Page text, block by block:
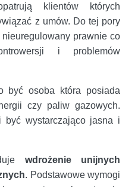
klientów których
z umów. Do tej pory
prawnie co
i problemów
być osoba która posiada
czy paliw gazowych.
być wystarczająco jasna i
wdrożenie unijnych
. Podstawowe wymogi